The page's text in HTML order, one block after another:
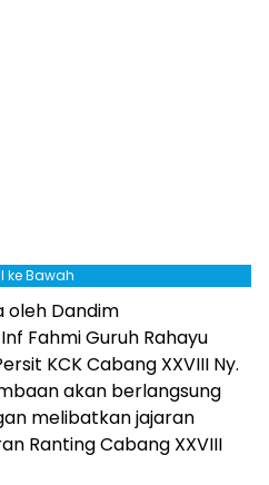
ke Bawah
oleh Dandim
Fahmi Guruh Rahayu
KCK Cabang XXVIII Ny.
akan berlangsung
melibatkan jajaran
Ranting Cabang XXVIII